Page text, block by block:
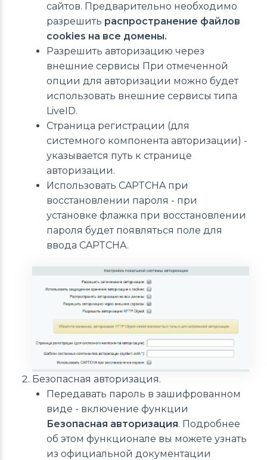
сайтов. Предварительно необходимо
разрешить распространение файлов
cookies на все домены.
Разрешить авторизацию через
внешние сервисы При отмеченной
опции для авторизации можно будет
использовать внешние сервисы типа
LiveID.
Страница регистрации (для
системного компонента авторизации) -
указывается путь к странице
авторизации.
Использовать CAPTCHA при
восстановлении пароля - при
установке флажка при восстановлении
пароля будет появляться поле для
ввода CAPTCHA.
Безопасная авторизация.
Передавать пароль в зашифрованном
виде - включение функции
Безопасная авторизация. Подробнее
об этом функционале вы можете узнать
из официальной документации